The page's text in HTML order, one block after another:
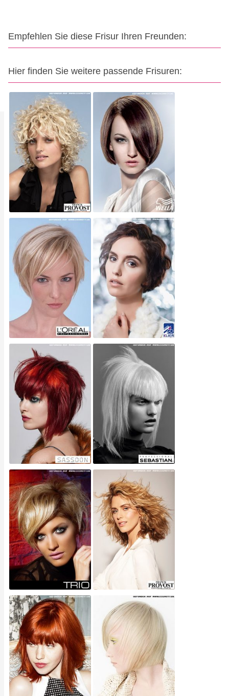
Empfehlen Sie diese Frisur Ihren Freunden:
Hier finden Sie weitere passende Frisuren: